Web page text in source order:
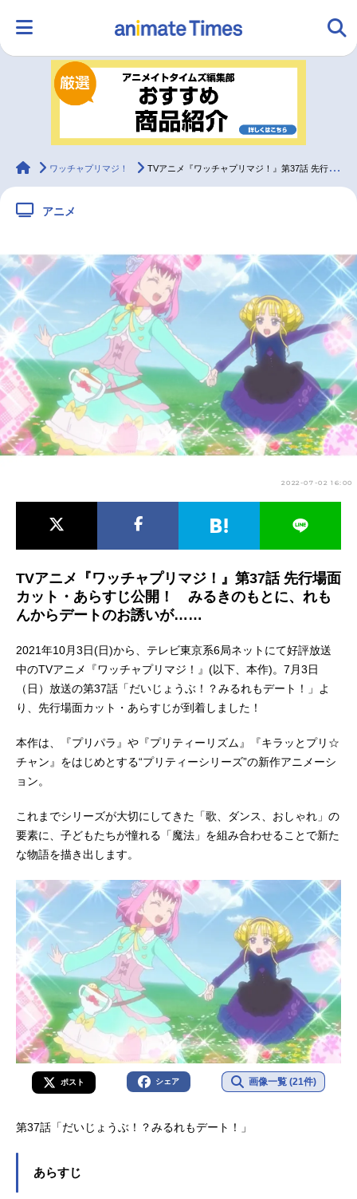
ランキング アニメ
ラジオ みんなの声
2.5次元 配信・Vtuber トレンド 無料マンガ
最新記事一覧
アニメ記事一覧 声優記事一覧
アニメ映画一覧 実写化映画一覧
今期アニメ曜日別一覧
春アニメ 夏アニメ
男性声優/女性声優一覧
animateTimes
ワッチャプリマジ！ TVアニメ『ワッチャプリマジ！』第37話 先行場面カット・あらすじ公開！
アニメ
2022-07-02 16:00
TVアニメ『ワッチャプリマジ！』第37話 先行場面
カット・あらすじ公開！ みるきのもとに、れも
んからデートのお誘いが……
2021年10月3日(日)から、テレビ東京系6局ネットにて好評放送
中のTVアニメ『ワッチャプリマジ！』(以下、本作)。7月3日
（日）放送の第37話「だいじょうぶ！？みるれもデート！」よ
り、先行場面カット・あらすじが到着しました！
本作は、『プリパラ』や『プリティーリズム』『キラッとプリ☆
チャン』をはじめとする“プリティーシリーズ”の新作アニメーシ
ョン。
これまでシリーズが大切にしてきた「歌、ダンス、おしゃれ」の
要素に、子どもたちが憧れる「魔法」を組み合わせることで新た
な物語を描き出します。
ポスト シェア 画像一覧 (21件)
第37話「だいじょうぶ！？みるれもデート！」
あらすじ